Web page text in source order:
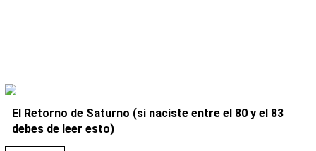
El Retorno de Saturno (si naciste entre el 80 y el 83
debes de leer esto)